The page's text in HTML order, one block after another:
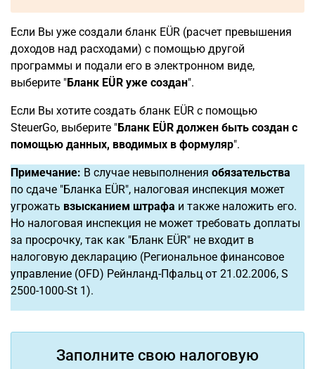
Если Вы уже создали бланк EÜR (расчет превышения
доходов над расходами) с помощью другой
программы и подали его в электронном виде,
выберите "Бланк EÜR уже создан".
Если Вы хотите создать бланк EÜR с помощью
SteuerGo, выберите "Бланк EÜR должен быть создан с
помощью данных, вводимых в формуляр".
Примечание: В случае невыполнения обязательства
по сдаче "Бланка EÜR", налоговая инспекция может
угрожать взысканием штрафа и также наложить его.
Но налоговая инспекция не может требовать доплаты
за просрочку, так как "Бланк EÜR" не входит в
налоговую декларацию (Региональное финансовое
управление (OFD) Рейнланд-Пфальц от 21.02.2006, S
2500-1000-St 1).
Заполните свою налоговую